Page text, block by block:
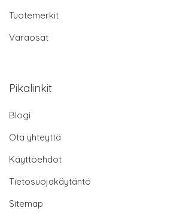
Tuotemerkit
Varaosat
Pikalinkit
Blogi
Ota yhteyttä
Käyttöehdot
Tietosuojakäytäntö
Sitemap